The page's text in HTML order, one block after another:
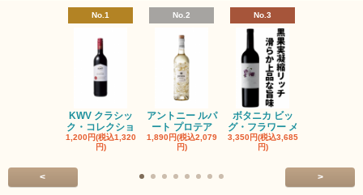
No.1
KWV クラシッ
ク・コレクショ
1,200円(税込1,320
円)
No.2
アントニー ルパ
ート プロテア
1,890円(税込2,079
円)
No.3
ボタニカ ビッ
グ・フラワー メ
3,350円(税込3,685
円)
< >